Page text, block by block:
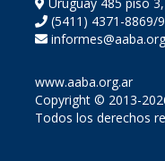
(5411) 4371-8869/
www.aaba.org.ar
Copyright © 2013-
Todos los derechos